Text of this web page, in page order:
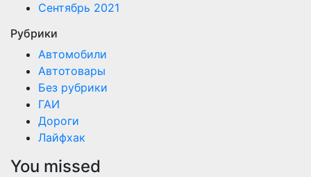
Сентябрь 2021
Рубрики
Автомобили
Автотовары
Без рубрики
ГАИ
Дороги
Лайфхак
You missed